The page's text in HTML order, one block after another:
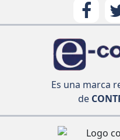
Es una marca
de